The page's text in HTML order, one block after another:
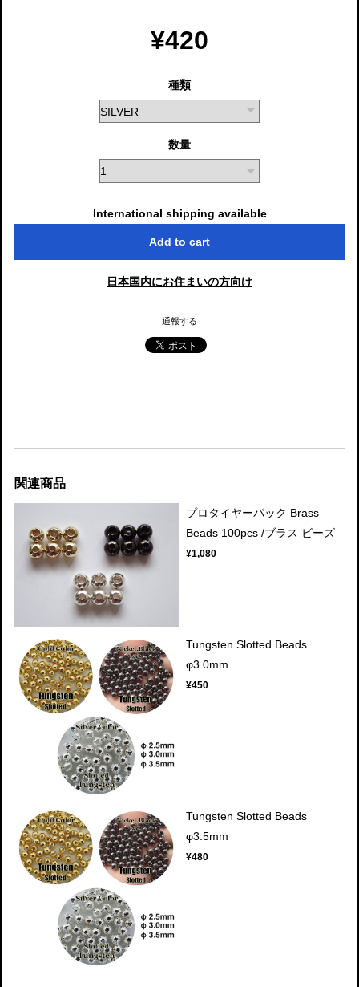
¥420
種類
数量
International shipping available
Add to cart
日本国内にお住まいの方向け
通報する
関連商品
プロタイヤーパック Brass
Beads 100pcs /ブラス ビーズ
¥1,080
Tungsten Slotted Beads
φ3.0mm
¥450
Tungsten Slotted Beads
φ3.5mm
¥480